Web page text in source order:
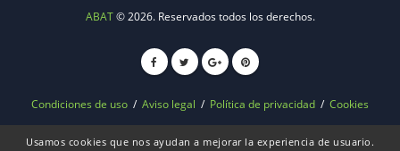
ABAT© 2026. Reservados todos los derechos.
Condiciones de uso / Aviso legal / Política de privacidad / Cookies
Usamos cookies que nos ayudan a mejorar la experiencia de usuario.